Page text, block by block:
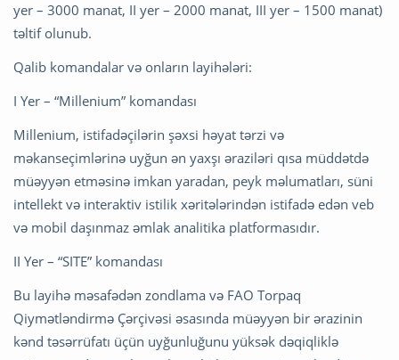
yer – 3000 manat, II yer – 2000 manat, III yer – 1500 manat)
təltif olunub.
Qalib komandalar və onların layihələri:
I Yer – “Millenium” komandası
Millenium, istifadəçilərin şəxsi həyat tərzi və
məkanseçimlərinə uyğun ən yaxşı əraziləri qısa müddətdə
müəyyən etməsinə imkan yaradan, peyk məlumatları, süni
intellekt və interaktiv istilik xəritələrindən istifadə edən veb
və mobil daşınmaz əmlak analitika platformasıdır.
II Yer – “SITE” komandası
Bu layihə məsafədən zondlama və FAO Torpaq
Qiymətləndirmə Çərçivəsi əsasında müəyyən bir ərazinin
kənd təsərrüfatı üçün uyğunluğunu yüksək dəqiqliklə